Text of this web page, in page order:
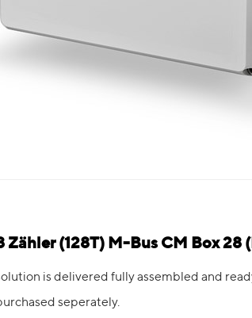
Zähler (128T) M-Bus CM Box 28
is delivered fully assembled and
seperately.